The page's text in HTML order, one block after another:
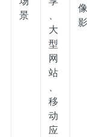
景
、
大
型
网
站
、
移
动
应